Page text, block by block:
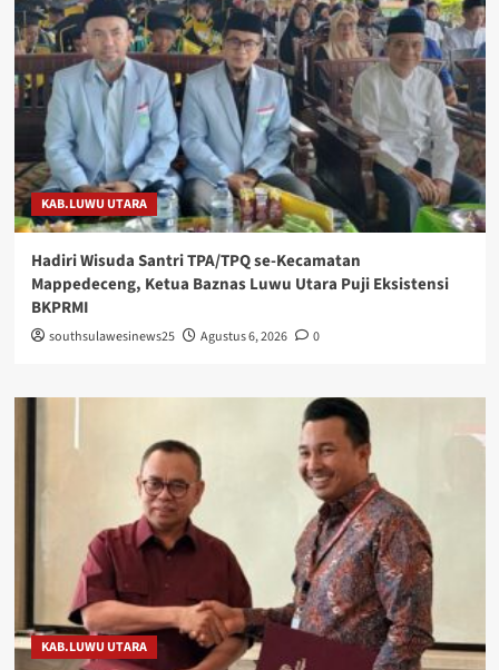
KAB.LUWU UTARA
Hadiri Wisuda Santri TPA/TPQ se-Kecamatan
Mappedeceng, Ketua Baznas Luwu Utara Puji Eksistensi
BKPRMI
southsulawesinews25 Agustus 6, 2026 0
KAB.LUWU UTARA